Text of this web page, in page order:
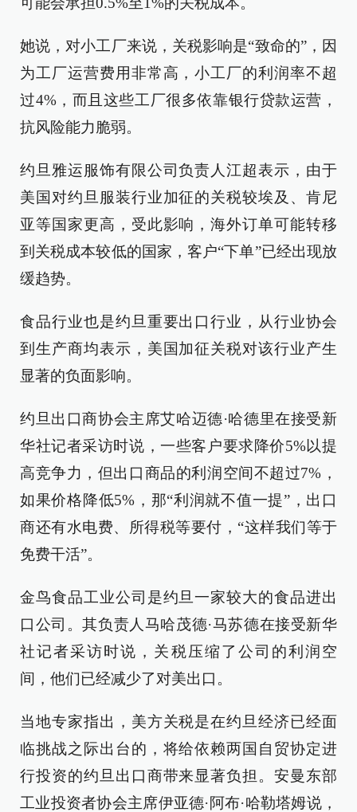
她说，对小工厂来说，关税影响是“致命的”，因
为工厂运营费用非常高，小工厂的利润率不超
过4%，而且这些工厂很多依靠银行贷款运营，
抗风险能力脆弱。
约旦雅运服饰有限公司负责人江超表示，由于
美国对约旦服装行业加征的关税较埃及、肯尼
亚等国家更高，受此影响，海外订单可能转移
到关税成本较低的国家，客户“下单”已经出现放
缓趋势。
食品行业也是约旦重要出口行业，从行业协会
到生产商均表示，美国加征关税对该行业产生
显著的负面影响。
约旦出口商协会主席艾哈迈德·哈德里在接受新
华社记者采访时说，一些客户要求降价5%以提
高竞争力，但出口商品的利润空间不超过7%，
如果价格降低5%，那“利润就不值一提”，出口
商还有水电费、所得税等要付，“这样我们等于
免费干活”。
金鸟食品工业公司是约旦一家较大的食品进出
口公司。其负责人马哈茂德·马苏德在接受新华
社记者采访时说，关税压缩了公司的利润空
间，他们已经减少了对美出口。
当地专家指出，美方关税是在约旦经济已经面
临挑战之际出台的，将给依赖两国自贸协定进
行投资的约旦出口商带来显著负担。安曼东部
工业投资者协会主席伊亚德·阿布·哈勒塔姆说，